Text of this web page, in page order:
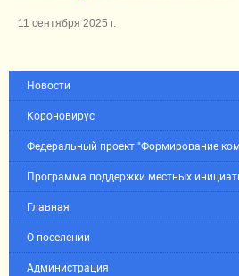
11 сентября 2025 г.
Новости
Короновирус
Федеральный проект "Формирование
Программа поддержки местных
Главная
О поселении
Администрация